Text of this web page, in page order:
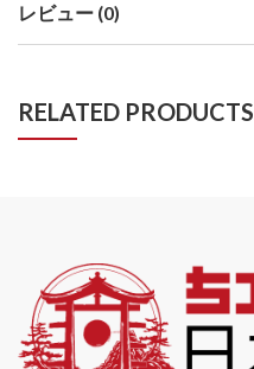
レビュー (0)
RELATED PRODUCTS